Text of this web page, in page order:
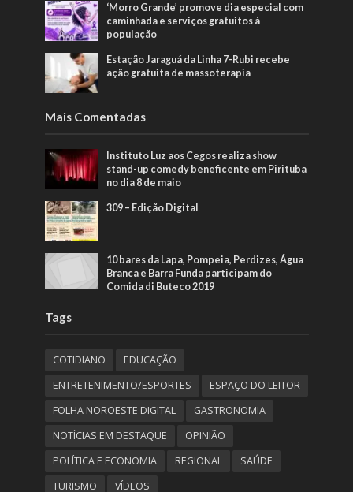
‘Morro Grande’ promove dia especial com
caminhada e serviços gratuitos à
população
Estação Jaraguá da Linha 7-Rubi recebe
ação gratuita de massoterapia
Mais Comentadas
Instituto Luz aos Cegos realiza show
stand-up comedy beneficente em Pirituba
no dia 8 de maio
309 – Edição Digital
10 bares da Lapa, Pompeia, Perdizes, Água
Branca e Barra Funda participam do
Comida di Buteco 2019
Tags
COTIDIANO
EDUCAÇÃO
ENTRETENIMENTO/ESPORTES
ESPAÇO DO LEITOR
FOLHA NOROESTE DIGITAL
GASTRONOMIA
NOTÍCIAS EM DESTAQUE
OPINIÃO
POLÍTICA E ECONOMIA
REGIONAL
SAÚDE
TURISMO
VÍDEOS